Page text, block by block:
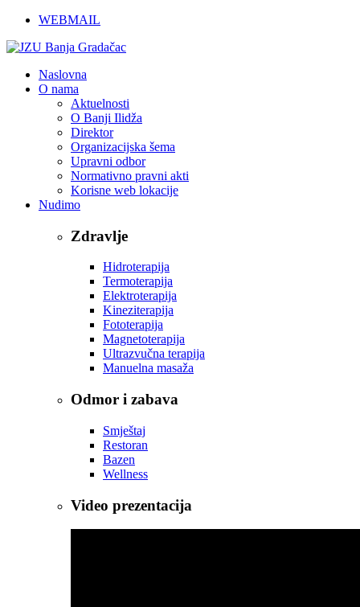
WEBMAIL
Naslovna
O nama
Aktuelnosti
O Banji Ilidža
Direktor
Organizacijska šema
Upravni odbor
Normativno pravni akti
Korisne web lokacije
Nudimo
Zdravlje
Hidroterapija
Termoterapija
Elektroterapija
Kineziterapija
Fototerapija
Magnetoterapija
Ultrazvučna terapija
Manuelna masaža
Odmor i zabava
Smještaj
Restoran
Bazen
Wellness
Video prezentacija